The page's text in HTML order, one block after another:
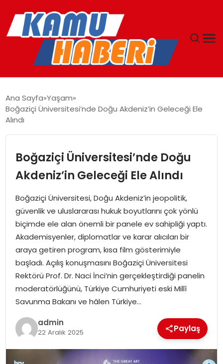
YAŞAM
MAGAZIN
EKONOMI
SPOR
EĞITIM
Ana Sayfa Yaşam
Boğaziçi Üniversitesi’nde Doğu Akdeniz’in Geleceği Ele
Alındı
Boğaziçi Üniversitesi’nde Doğu
Akdeniz’in Geleceği Ele Alındı
Boğaziçi Üniversitesi, Doğu Akdeniz’in jeopolitik,
güvenlik ve uluslararası hukuk boyutlarını çok yönlü
biçimde ele alan önemli bir panele ev sahipliği yaptı.
Akademisyenler, diplomatlar ve karar alıcıları bir
araya getiren program, kısa film gösterimiyle
başladı. Açılış konuşmasını Boğaziçi Üniversitesi
Rektörü Prof. Dr. Naci İnci’nin gerçekleştirdiği panelin
moderatörlüğünü, Türkiye Cumhuriyeti eski Millî
Savunma Bakanı ve hâlen Türkiye…
admin
22 Aralık 2025 Paylaş